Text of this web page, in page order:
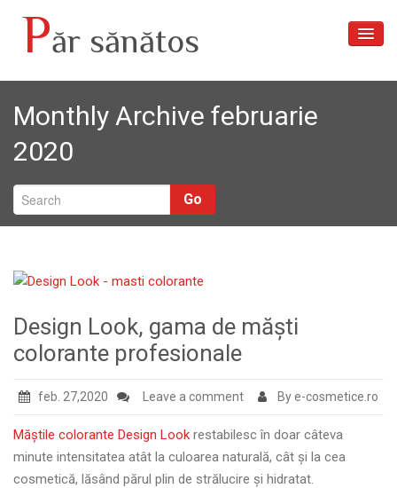
Păr sănătos
Acasă
Articole
Despre noi
Tratamente păr
Galerie foto
Monthly Archive februarie
2020
Go
Design Look, gama de măști
colorante profesionale
feb. 27,2020 Leave a comment By e-cosmetice.ro
Măștile colorante Design Look restabilesc în doar câteva
minute intensitatea atât la culoarea naturală, cât și la cea
cosmetică, lăsând părul plin de strălucire și hidratat.